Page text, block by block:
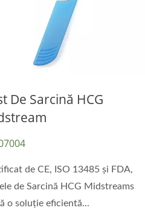
De Sarcină HCG
de CE, ISO 13485 și FDA,
de Sarcină HCG Midstreams
o soluție eficientă...